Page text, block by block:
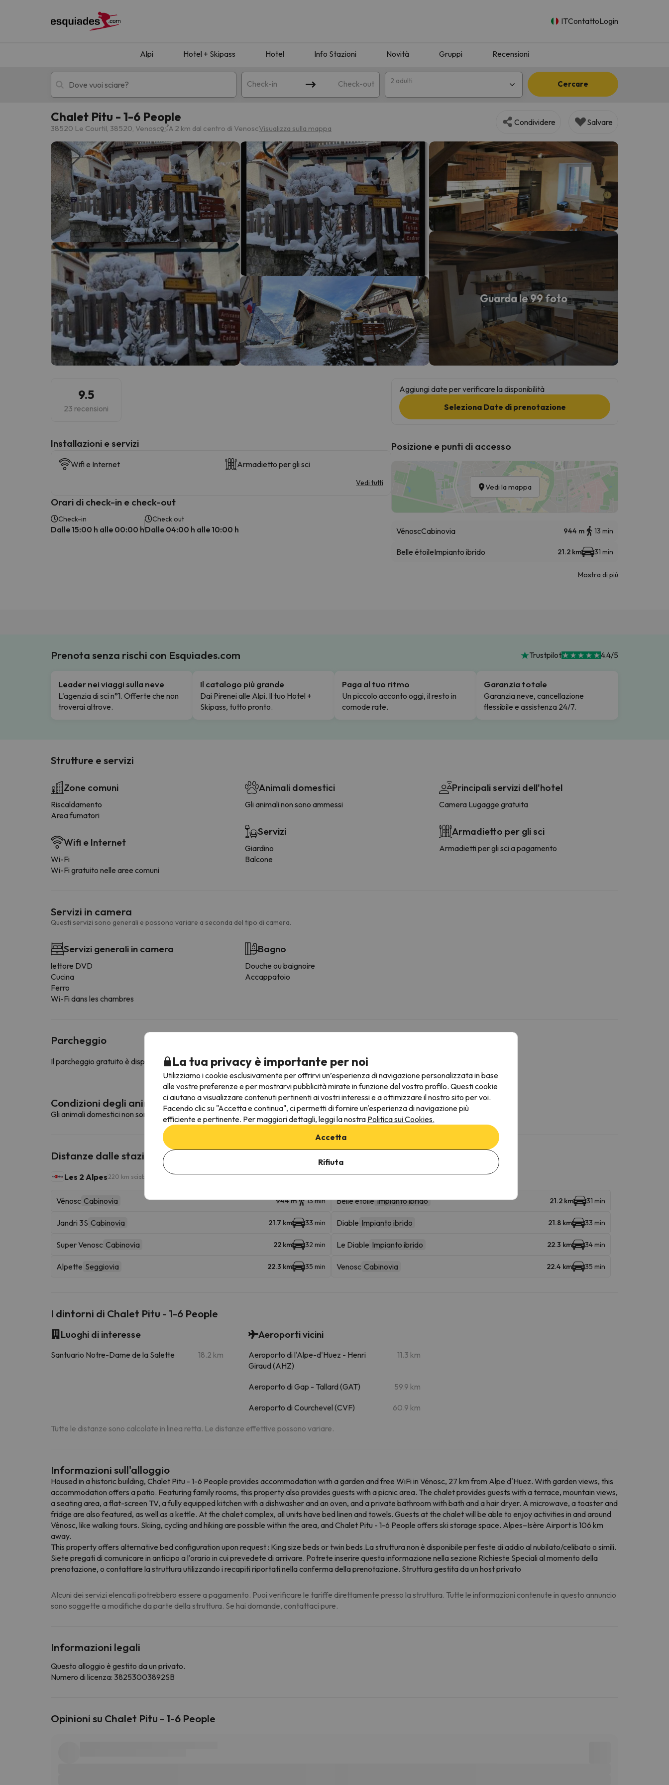
ITContattoLogin
Alpi Hotel + Skipass Hotel Info Stazioni Novità Gruppi Recensioni
Check-in Check-out 2 adulti Cercare
Hotel + skipass Hotel di montagna
Ops, non abbiamo trovato alcun risultato corrispondente alla sua ricerca. Provare a modificare la destinazione.
Sembra che il nostro ricercatore abbia perso la strada. Non appena troverà la bussola, tornerà.
Chalet Pitu - 1-6 People
38520 Le Courtil, 38520, Venosc A 2 km dal centro di VenoscVisualizza sulla mappa
Condividere Salvare
Guarda le 99 foto
9.5
23 recensioni
Installazioni e servizi
Wifi e Internet Armadietto per gli sci
Vedi tutti
Orari di check-in e check-out
Check-in
Dalle 15:00 h alle 00:00 h
Check out
Dalle 04:00 h alle 10:00 h
Aggiungi date per verificare la disponibilità
Seleziona Date di prenotazione
Posizione e punti di accesso
Vedi la mappa
VénoscCabinovia 944 m 13 min
Belle étoileImpianto ibrido 21.2 km 31 min
Mostra di più
Prenota senza rischi con Esquiades.com Trustpilot 4.4/5
Leader nei viaggi sulla neve
L'agenzia di sci n°1. Offerte che non
troverai altrove.
Il catalogo più grande
Dai Pirenei alle Alpi. Il tuo Hotel +
Skipass, tutto pronto.
Paga al tuo ritmo
Un piccolo acconto oggi, il resto in
comode rate.
Garanzia totale
Garanzia neve, cancellazione
flessibile e assistenza 24/7.
Strutture e servizi
Zone comuni
Riscaldamento
Area fumatori
Wifi e Internet
Wi-Fi
Wi-Fi gratuito nelle aree comuni
Animali domestici
Gli animali non sono ammessi
Servizi
Giardino
Balcone
Principali servizi dell'hotel
Camera Lugagge gratuita
Armadietto per gli sci
Armadietti per gli sci a pagamento
Servizi in camera
Questi servizi sono generali e possono variare a seconda del tipo di camera.
Servizi generali in camera
lettore DVD
Cucina
Ferro
Wi-Fi dans les chambres
Bagno
Douche ou baignoire
Accappatoio
Parcheggio
Il parcheggio gratuito è disponibile nelle immediate vicinanze dell'alloggio.
Condizioni degli animali domestici
Gli animali domestici non sono ammessi in questa struttura.
Distanze dalle stazioni sciistiche vicine
Les 2 Alpes 220 km sciabili
Vénosc Cabinovia 944 m 13 min Belle étoile Impianto ibrido 21.2 km 31 min
Jandri 3S Cabinovia 21.7 km 33 min Diable Impianto ibrido 21.8 km 33 min
Super Venosc Cabinovia 22 km 32 min Le Diable Impianto ibrido 22.3 km 34 min
Alpette Seggiovia 22.3 km 35 min Venosc Cabinovia 22.4 km 35 min
I dintorni di Chalet Pitu - 1-6 People
Luoghi di interesse
Santuario Notre-Dame de la Salette 18.2 km
Aeroporti vicini
Aeroporto di l'Alpe-d'Huez - Henri
Giraud (AHZ)
11.3 km
Aeroporto di Gap - Tallard (GAT) 59.9 km
Aeroporto di Courchevel (CVF) 60.9 km
Tutte le distanze sono calcolate in linea retta. Le distanze effettive possono variare.
Informazioni sull'alloggio
Housed in a historic building, Chalet Pitu - 1-6 People provides accommodation with a garden and free WiFi in Vénosc, 27 km from Alpe d'Huez. With garden views, this
accommodation offers a patio. Featuring family rooms, this property also provides guests with a picnic area. The chalet provides guests with a terrace, mountain views,
a seating area, a flat-screen TV, a fully equipped kitchen with a dishwasher and an oven, and a private bathroom with bath and a hair dryer. A microwave, a toaster and
fridge are also featured, as well as a kettle. At the chalet complex, all units have bed linen and towels. Guests at the chalet will be able to enjoy activities in and around
Vénosc, like walking tours. Skiing, cycling and hiking are possible within the area, and Chalet Pitu - 1-6 People offers ski storage space. Alpes–Isère Airport is 106 km
away.
This property offers alternative bed configuration upon request : King size beds or twin beds.La struttura non è disponibile per feste di addio al nubilato/celibato o simili.
Siete pregati di comunicare in anticipo a l'orario in cui prevedete di arrivare. Potrete inserire questa informazione nella sezione Richieste Speciali al momento della
prenotazione, o contattare la struttura utilizzando i recapiti riportati nella conferma della prenotazione. Struttura gestita da un host privato
Alcuni dei servizi elencati potrebbero essere a pagamento. Puoi verificare le tariffe direttamente presso la struttura. Tutte le informazioni contenute in questo annuncio
sono soggette a modifiche da parte della struttura. Se hai domande, contattaci pure.
Informazioni legali
Questo alloggio è gestito da un privato.
Numero di licenza: 38253003892SB
Opinioni su Chalet Pitu - 1-6 People
La tua privacy è importante per noi
Utilizziamo i cookie esclusivamente per offrirvi un’esperienza di navigazione personalizzata in base
alle vostre preferenze e per mostrarvi pubblicità mirate in funzione del vostro profilo. Questi cookie
ci aiutano a visualizzare contenuti pertinenti ai vostri interessi e a ottimizzare il nostro sito per voi.
Facendo clic su "Accetta e continua", ci permetti di fornire un'esperienza di navigazione più
efficiente e pertinente. Per maggiori dettagli, leggi la nostra Politica sui Cookies.
Accetta
Rifiuta